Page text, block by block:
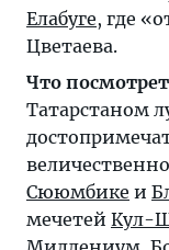
Елабуге, где
Цветаева.
Что
Татарстаном
Сююмбике и
мечетей Кул-